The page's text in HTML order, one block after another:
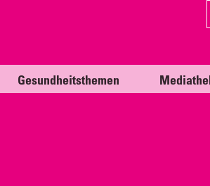
Gesundheitsthemen